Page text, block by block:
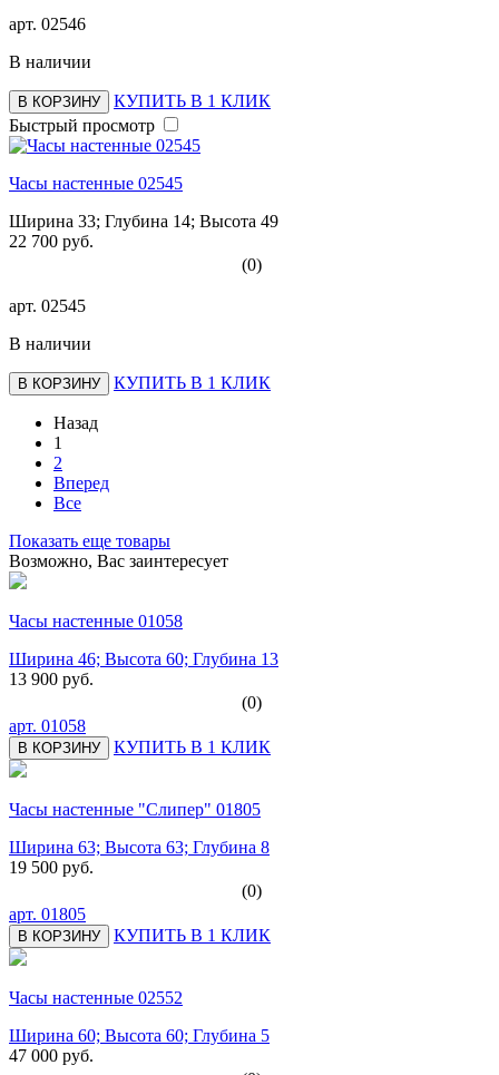
арт. 02546
В наличии
В КОРЗИНУ
КУПИТЬ В 1 КЛИК
Быстрый просмотр
Часы настенные 02545
Ширина 33; Глубина 14; Высота 49
22 700 руб.
(0)
арт. 02545
В наличии
В КОРЗИНУ КУПИТЬ В 1 КЛИК
Назад
1
2
Вперед
Все
Показать еще товары
Возможно, Вас заинтересует
Часы настенные 01058
Ширина 46; Высота 60; Глубина 13
13 900 руб.
(0)
арт. 01058
В КОРЗИНУ КУПИТЬ В 1 КЛИК
Часы настенные "Слипер" 01805
Ширина 63; Высота 63; Глубина 8
19 500 руб.
(0)
арт. 01805
В КОРЗИНУ КУПИТЬ В 1 КЛИК
Часы настенные 02552
Ширина 60; Высота 60; Глубина 5
47 000 руб.